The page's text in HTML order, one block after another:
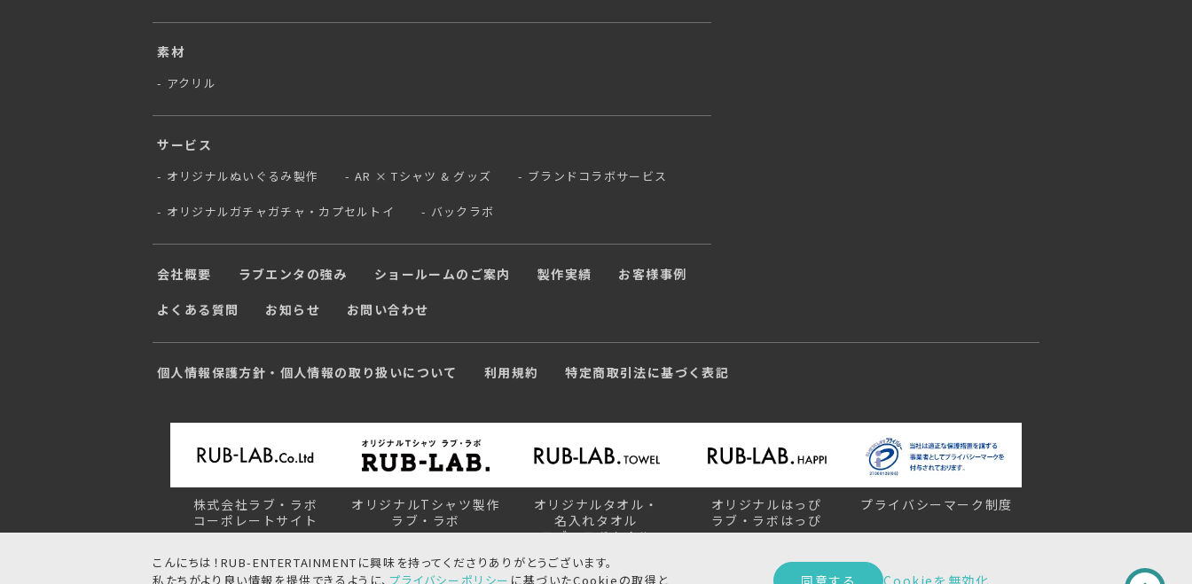
こんにちは！RUB-ENTERTAINMENTに興味を持ってくださりありがとうございます。
私たちがより良い情報を提供できるように、 プライバシーポリシー に基づいたCookieの取得と 同意する Cookieを無効化
素材
アクリル
サービス
オリジナルぬいぐるみ製作 AR × Tシャツ & グッズ ブランドコラボサービス
オリジナルガチャガチャ・カプセルトイ バックラボ
会社概要 ラブエンタの強み ショールームのご案内 製作実績
お客様事例
よくある質問
お知らせ お問い合わせ
個人情報保護方針・個人情報の取り扱いについて 利用規約 特定商取引法に基づく表記
株式会社ラブ・ラボ
コーポレートサイト
オリジナルTシャツ製作
ラブ・ラボ
オリジナルタオル・
名入れタオル
ラブ・ラボタオル
オリジナルはっぴ
ラブ・ラボはっぴ
プライバシーマーク制度